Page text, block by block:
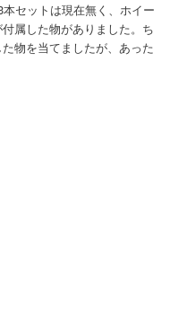
セットは現在無く、ホイー
属した物がありました。ち
物を当てましたが、あった